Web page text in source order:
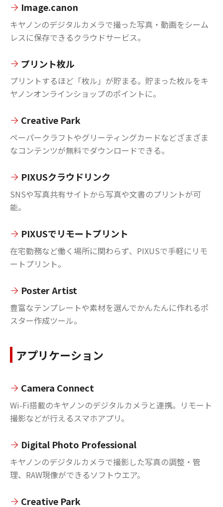
Image.canon
キヤノンのデジタルカメラで撮った写真・動画をシーム
レスに保存できるクラウドサービス。
プリント枚ル
プリントするほど「枚ル」が貯まる。貯まった枚ルをキ
ヤノンオンラインショップのポイントに。
Creative Park
ペーパークラフトやグリーティングカードなどざまざま
なコンテンツが無料でダウンロードできる。
PIXUSクラウドリンク
SNSや写真共有サイトから写真や文書のプリントが可
能。
PIXUSでリモートプリント
在宅勤務など働く場所に関わらず、PIXUSで手軽にリモ
ートプリント。
Poster Artist
豊富なテンプレートや素材を選んでかんたんに作れるポ
スター作成ツール。
アプリケーション
Camera Connect
Wi-Fi搭載のキヤノンのデジタルカメラと連携。リモート
撮影などが行えるスマホアプリ。
Digital Photo Professional
キヤノンのデジタルカメラで撮影した写真の調整・管
理、RAW現像ができるソフトウエア。
Creative Park